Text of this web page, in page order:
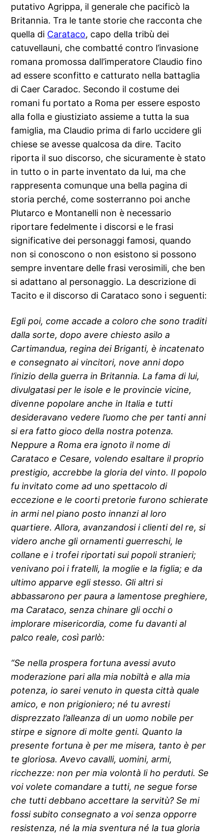
putativo Agrippa, il generale che pacificò la
Britannia. Tra le tante storie che racconta che
quella di Carataco, capo della tribù dei
catuvellauni, che combatté contro l’invasione
romana promossa dall’imperatore Claudio fino
ad essere sconfitto e catturato nella battaglia
di Caer Caradoc. Secondo il costume dei
romani fu portato a Roma per essere esposto
alla folla e giustiziato assieme a tutta la sua
famiglia, ma Claudio prima di farlo uccidere gli
chiese se avesse qualcosa da dire. Tacito
riporta il suo discorso, che sicuramente è stato
in tutto o in parte inventato da lui, ma che
rappresenta comunque una bella pagina di
storia perché, come sosterranno poi anche
Plutarco e Montanelli non è necessario
riportare fedelmente i discorsi e le frasi
significative dei personaggi famosi, quando
non si conoscono o non esistono si possono
sempre inventare delle frasi verosimili, che ben
si adattano al personaggio. La descrizione di
Tacito e il discorso di Carataco sono i seguenti:
Egli poi, come accade a coloro che sono traditi
dalla sorte, dopo avere chiesto asilo a
Cartimandua, regina dei Briganti, è incatenato
e consegnato ai vincitori, nove anni dopo
l’inizio della guerra in Britannia. La fama di lui,
divulgatasi per le isole e le provincie vicine,
divenne popolare anche in Italia e tutti
desideravano vedere l’uomo che per tanti anni
si era fatto gioco della nostra potenza.
Neppure a Roma era ignoto il nome di
Carataco e Cesare, volendo esaltare il proprio
prestigio, accrebbe la gloria del vinto. Il popolo
fu invitato come ad uno spettacolo di
eccezione e le coorti pretorie furono schierate
in armi nel piano posto innanzi al loro
quartiere. Allora, avanzandosi i clienti del re, si
videro anche gli ornamenti guerreschi, le
collane e i trofei riportati sui popoli stranieri;
venivano poi i fratelli, la moglie e la figlia; e da
ultimo apparve egli stesso. Gli altri si
abbassarono per paura a lamentose preghiere,
ma Carataco, senza chinare gli occhi o
implorare misericordia, come fu davanti al
palco reale, così parlò:
“Se nella prospera fortuna avessi avuto
moderazione pari alla mia nobiltà e alla mia
potenza, io sarei venuto in questa città quale
amico, e non prigioniero; né tu avresti
disprezzato l’alleanza di un uomo nobile per
stirpe e signore di molte genti. Quanto la
presente fortuna è per me misera, tanto è per
te gloriosa. Avevo cavalli, uomini, armi,
ricchezze: non per mia volontà li ho perduti. Se
voi volete comandare a tutti, ne segue forse
che tutti debbano accettare la servitù? Se mi
fossi subito consegnato a voi senza opporre
resistenza, né la mia sventura né la tua gloria